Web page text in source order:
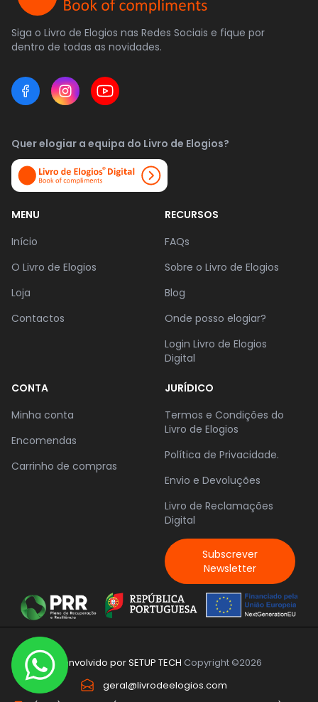
Siga o Livro de Elogios nas Redes Sociais e fique por
dentro de todas as novidades.
Quer elogiar a equipa do Livro de Elogios?
MENU
Início
O Livro de Elogios
Loja
Contactos
RECURSOS
FAQs
Sobre o Livro de Elogios
Blog
Onde posso elogiar?
Login Livro de Elogios
Digital
CONTA
Minha conta
Encomendas
Carrinho de compras
JURÍDICO
Termos e Condições do
Livro de Elogios
Política de Privacidade.
Envio e Devoluções
Livro de Reclamações
Digital
Subscrever
Newsletter
Desenvolvido porSETUP TECH Copyright ©2026
geral@livrodeelogios.com